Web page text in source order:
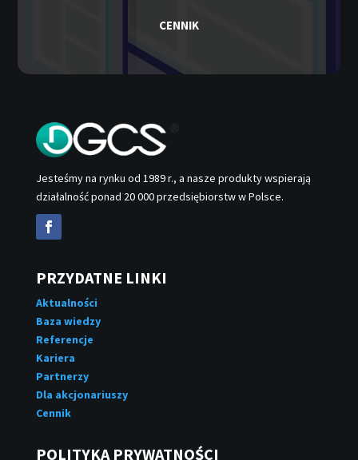
CENNIK
Jesteśmy na rynku od 1989 r., a nasze produkty wspierają
działalność ponad 20 000 przedsiębiorstw w Polsce.
PRZYDATNE LINKI
Aktualności
Baza wiedzy
Referencje
Kariera
Partnerzy
Dla akcjonariuszy
Cennik
POLITYKA PRYWATNOŚCI